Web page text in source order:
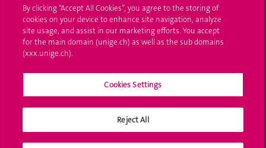
Médias
Offres d'emploi
Bibliothèque
Calendrier académique
Médias sociaux UNIGE
By clicking “Accept All Cookies”, you agree to the storing of
cookies on your device to enhance site navigation, analyze
site usage, and assist in our marketing efforts. You accept
for the main domain (unige.ch) as well as the sub domains
(xxx.unige.ch).
Cookies Settings
Reject All